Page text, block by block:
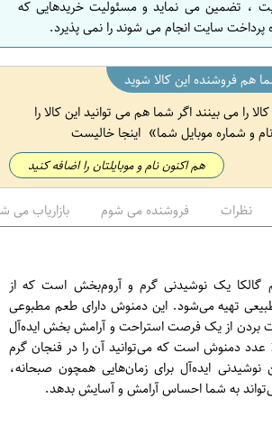
ا
ن
، تضمین می نماید و مسئولیت خریدهایی که
پرداخت سایت انجام می شوند را نمی پذیرد.
هم فروشنده این کالا شوید
را می بینند اگر شما هم می توانید این کالا را
نام و شماره موبایل شما اینجا خالیست
هم اکنون نام و موبایلتان را اضافه کنید
نظرات فروشنده می شوم بازاریاب می
یک نوشیدنی گرم و آروم‌بخش است که از
تهیه می‌شود. این دمنوش دارای طعم مطبوعی
بردن از یک فرصت استراحت و آرامش بخش ایده‌آل
است. هر بسته حاوی 16 عدد دمنوش است که می‌توانید آن را در فنجان گرم
نوشیدنی ایده‌آل برای زمان‌هایی همچون صبحانه،
به شما احساس آرامش و آسایش بدهد.